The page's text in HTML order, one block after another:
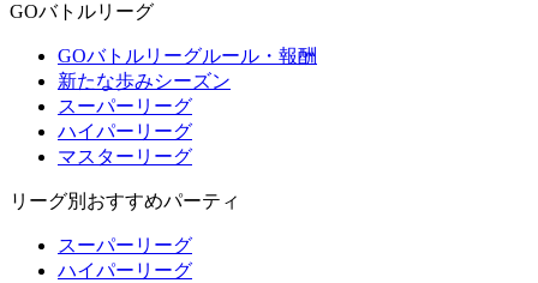
GOバトルリーグ
GOバトルリーグルール・報酬
新たな歩みシーズン
スーパーリーグ
ハイパーリーグ
マスターリーグ
リーグ別おすすめパーティ
スーパーリーグ
ハイパーリーグ